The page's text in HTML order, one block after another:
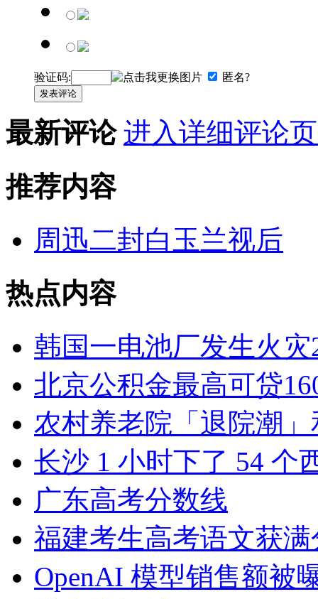
验证码: 匿名?
发表评论
最新评论 进入详细评论
推荐内容
周迅二封白玉兰视后
热点内容
韩国一电池厂发生火
北京公积金最高可贷
农村养老院「退院潮
长沙 1 小时下了 54 个
广东高考分数线
福建考生高考语文获满
OpenAI 模型销售额被